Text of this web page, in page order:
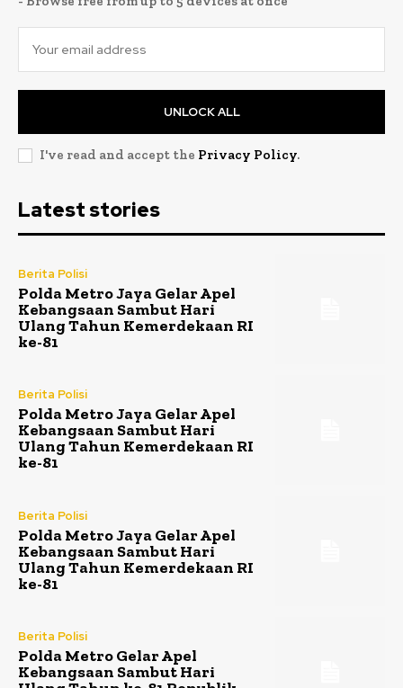
UNLOCK ALL
I've read and accept the Privacy Policy.
Latest stories
Berita Polisi
Polda Metro Jaya Gelar Apel
Kebangsaan Sambut Hari
Ulang Tahun Kemerdekaan RI
ke-81
Berita Polisi
Polda Metro Jaya Gelar Apel
Kebangsaan Sambut Hari
Ulang Tahun Kemerdekaan RI
ke-81
Berita Polisi
Polda Metro Jaya Gelar Apel
Kebangsaan Sambut Hari
Ulang Tahun Kemerdekaan RI
ke-81
Berita Polisi
Polda Metro Gelar Apel
Kebangsaan Sambut Hari